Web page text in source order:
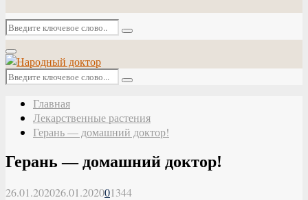
Искать:
Поиск
Основное
меню
Искать:
Поиск
Главная
Лекарственные растения
Герань — домашний доктор!
Герань — домашний доктор!
26.01.202026.01.202001344